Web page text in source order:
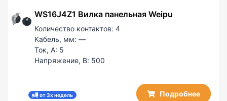
WS16J4Z1 Вилка панельная Weipu
Количество контактов: 4
Кабель, мм: —
Ток, А: 5
Напряжение, В: 500
от 3х недель Подробнее